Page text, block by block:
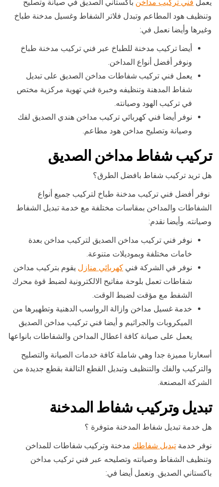
يعمل فني تركيب مداخن باكستاني الصديق في صيانة وتصليح
وتنظيف هود المطاعم وتبدل فلاتر الشفاط وغسيل مدخنة طباخ
وغيرها وأيضا نعمل في:
أيضا تركيب مدخنة للطباخ عبر فني تركيب مدخنة طباخ
ونوفر أفضل أنواع المداخن.
يعمل فني تركيب شفاطات مداخن الصديق على تبديل
شفاط المدهنة وتنظيفه وخبرة فني تهوية مركزية مختص
في تركيب الهود وصيانته.
نوفر أيضا فني كهربائي تركيب مداخن هندي الصديق لفك
وصيانة وتصليح مداخن هود مطاعم.
تركيب شفاط مداخن الصديق
هل تريد تركيب شفاط بافضل الطرق؟
نوفر أفضل فني تركيب مدخنة طباخ لتركيب جميع أنواع
الشفاطات والمداخن بمقاسات مختلفة مع خدمة تبديل الشفاط
وصيانته. وأيضا نقدم:
نوفر فني تركيب مداخن الصديق لتركيب مداخن بعدة
خامات مختلفة وبموديلات متنوعة.
نوفر في الشركة فني كهربائي منازل يقوم بتركيب مداخن
شفاطات تعمل بلوحة مفاتيح الالكترونية لضبط قوة محرك
الشفط مع مؤقت لضبط الوقت.
خدمة غسيل مداخن وازالة الرواسب الدهنية وتطهيرها من
الميكروبات والجراثيم و أيضا فني تركيب مداخن الصديق
يعمل على صيانة كافة اعطال المداخن والشفاطات بانواعها
أسعارنا مميزة جدا وهي شاملة كافة خدمات الصيانة والتصليح
والتركيب والفك والتنظيف وتبديل القطع التالفة بقطع جديدة من
الشركة المصنعة.
تبديل وتركيب شفاط المدخنة
هل خدمة تبديل شفاط المدخنة متوفرة ؟
نوفر خدمة تبديل شفاطك مدخنة وتركيب شفاطات للمداخن
وتنظيف الشفاط وصيانته وتصليحه عبر فني تركيب مداخن
باكستاني الصديق. ونعمل أيضا في: